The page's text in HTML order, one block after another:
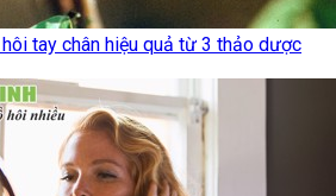
tay chân hiệu quả từ 3 thảo dược